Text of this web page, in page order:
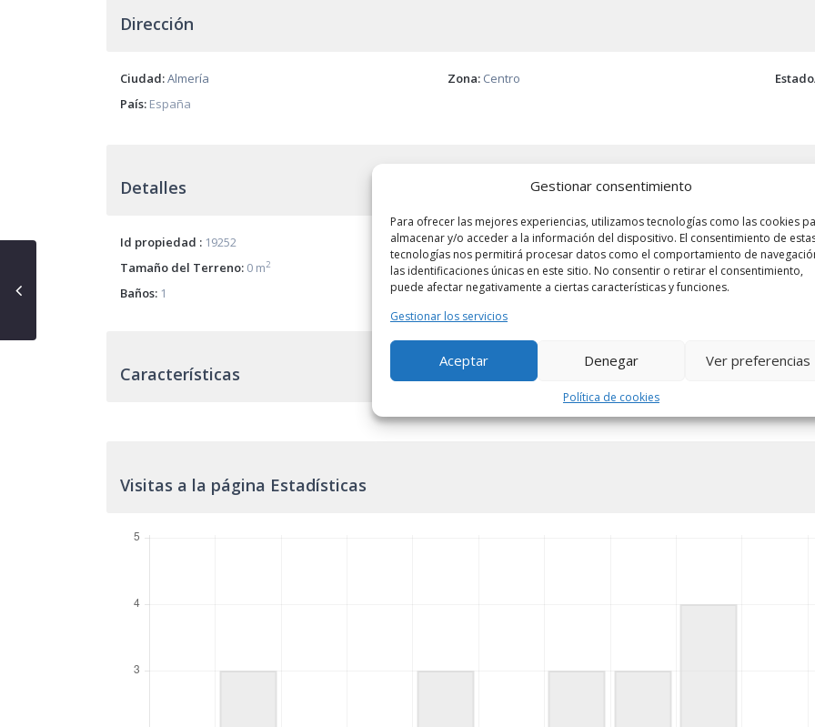
Gestionar consentimiento
Para ofrecer las mejores experiencias, utilizamos tecnologías como las cookies
almacenar y/o acceder a la información del dispositivo. El consentimiento de
tecnologías nos permitirá procesar datos como el comportamiento de
las identificaciones únicas en este sitio. No consentir o retirar el consentimiento,
puede afectar negativamente a ciertas características y funciones.
Gestionar los servicios
Aceptar Denegar Ver preferencias
Política de cookies
Dirección
Ciudad:Almería Zona: Centro
País: España
Detalles
Id propiedad : 19252 Precio: 900 €
Tamaño del Terreno: 0 m2 Habitaciones: 0
Baños: 1 Floors No:1
Características
Visitas a la página Estadísticas